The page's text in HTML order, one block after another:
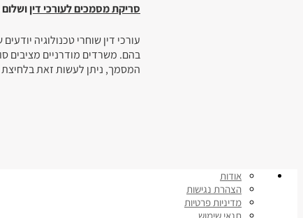
סריקת מסמכים לעורכי דין
עורכי דין שוחרי טכנולוגיה
בהם. משרדים מודרניים מציבים
המסמך, ניתן לעשות זאת
אודות
הצהרת נגישות
מדיניות פרטיות